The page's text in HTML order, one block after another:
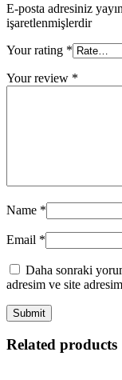
E-posta adresiniz
işaretlenmişlerdir
Your rating *
Your review *
Name *
Email *
Daha sonraki
adresim ve site
Related products